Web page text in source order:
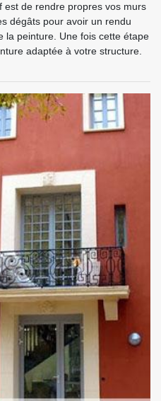
est de rendre propres vos murs
dégâts pour avoir un rendu
la peinture. Une fois cette étape
adaptée à votre structure.